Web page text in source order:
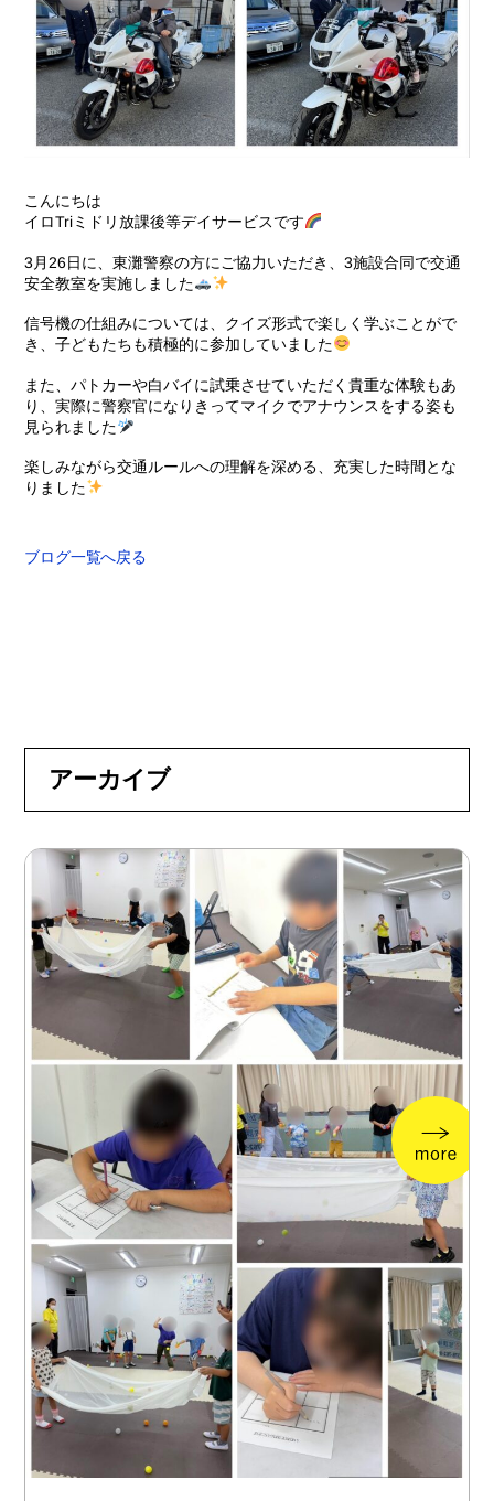
こんにちは
イロTriミドリ放課後等デイサービスです
3月26日に、東灘警察の方にご協力いただき、3施設合同で交通
安全教室を実施しました
信号機の仕組みについては、クイズ形式で楽しく学ぶことがで
き、子どもたちも積極的に参加していました
また、パトカーや白バイに試乗させていただく貴重な体験もあ
り、実際に警察官になりきってマイクでアナウンスをする姿も
見られました
楽しみながら交通ルールへの理解を深める、充実した時間とな
りました
ブログ一覧へ戻る
アーカイブ